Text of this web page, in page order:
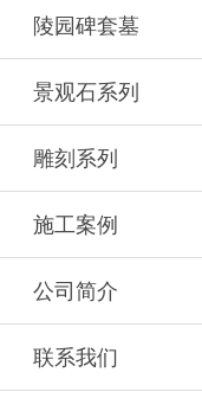
陵园碑套墓
景观石系列
雕刻系列
施工案例
公司简介
联系我们